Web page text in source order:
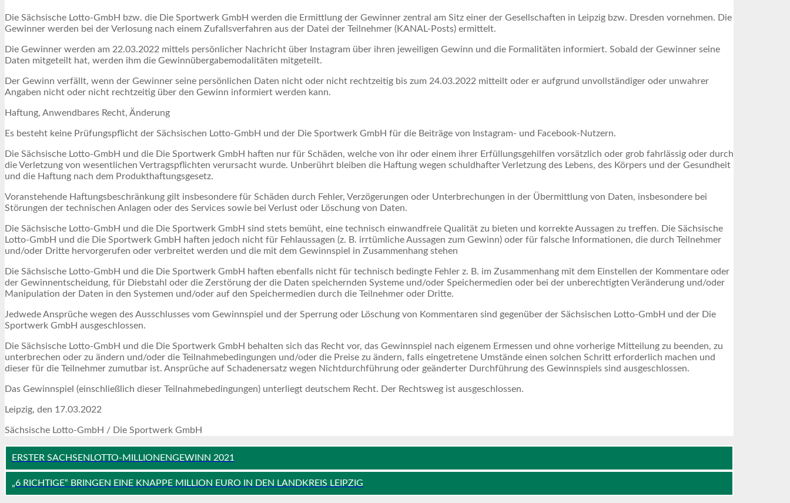
Die Sächsische Lotto-GmbH bzw. die Die Sportwerk GmbH werden die Ermittlung der Gewinner zentral am Sitz einer der Gesellschaften in Leipzig bzw. Dresden vornehmen. Die
Gewinner werden bei der Verlosung nach einem Zufallsverfahren aus der Datei der Teilnehmer (KANAL-Posts) ermittelt.
Die Gewinner werden am 22.03.2022 mittels persönlicher Nachricht über Instagram über ihren jeweiligen Gewinn und die Formalitäten informiert. Sobald der Gewinner seine
Daten mitgeteilt hat, werden ihm die Gewinnübergabemodalitäten mitgeteilt.
Der Gewinn verfällt, wenn der Gewinner seine persönlichen Daten nicht oder nicht rechtzeitig bis zum 24.03.2022 mitteilt oder er aufgrund unvollständiger oder unwahrer
Angaben nicht oder nicht rechtzeitig über den Gewinn informiert werden kann.
Haftung, Anwendbares Recht, Änderung
Es besteht keine Prüfungspflicht der Sächsischen Lotto-GmbH und der Die Sportwerk GmbH für die Beiträge von Instagram- und Facebook-Nutzern.
Die Sächsische Lotto-GmbH und die Die Sportwerk GmbH haften nur für Schäden, welche von ihr oder einem ihrer Erfüllungsgehilfen vorsätzlich oder grob fahrlässig oder durch
die Verletzung von wesentlichen Vertragspflichten verursacht wurde. Unberührt bleiben die Haftung wegen schuldhafter Verletzung des Lebens, des Körpers und der Gesundheit
und die Haftung nach dem Produkthaftungsgesetz.
Voranstehende Haftungsbeschränkung gilt insbesondere für Schäden durch Fehler, Verzögerungen oder Unterbrechungen in der Übermittlung von Daten, insbesondere bei
Störungen der technischen Anlagen oder des Services sowie bei Verlust oder Löschung von Daten.
Die Sächsische Lotto-GmbH und die Die Sportwerk GmbH sind stets bemüht, eine technisch einwandfreie Qualität zu bieten und korrekte Aussagen zu treffen. Die Sächsische
Lotto-GmbH und die Die Sportwerk GmbH haften jedoch nicht für Fehlaussagen (z. B. irrtümliche Aussagen zum Gewinn) oder für falsche Informationen, die durch Teilnehmer
und/oder Dritte hervorgerufen oder verbreitet werden und die mit dem Gewinnspiel in Zusammenhang stehen
Die Sächsische Lotto-GmbH und die Die Sportwerk GmbH haften ebenfalls nicht für technisch bedingte Fehler z. B. im Zusammenhang mit dem Einstellen der Kommentare oder
der Gewinnentscheidung, für Diebstahl oder die Zerstörung der die Daten speichernden Systeme und/oder Speichermedien oder bei der unberechtigten Veränderung und/oder
Manipulation der Daten in den Systemen und/oder auf den Speichermedien durch die Teilnehmer oder Dritte.
Jedwede Ansprüche wegen des Ausschlusses vom Gewinnspiel und der Sperrung oder Löschung von Kommentaren sind gegenüber der Sächsischen Lotto-GmbH und der Die
Sportwerk GmbH ausgeschlossen.
Die Sächsische Lotto-GmbH und die Die Sportwerk GmbH behalten sich das Recht vor, das Gewinnspiel nach eigenem Ermessen und ohne vorherige Mitteilung zu beenden, zu
unterbrechen oder zu ändern und/oder die Teilnahmebedingungen und/oder die Preise zu ändern, falls eingetretene Umstände einen solchen Schritt erforderlich machen und
dieser für die Teilnehmer zumutbar ist. Ansprüche auf Schadenersatz wegen Nichtdurchführung oder geänderter Durchführung des Gewinnspiels sind ausgeschlossen.
Das Gewinnspiel (einschließlich dieser Teilnahmebedingungen) unterliegt deutschem Recht. Der Rechtsweg ist ausgeschlossen.
Leipzig, den 17.03.2022
Sächsische Lotto-GmbH / Die Sportwerk GmbH
ERSTER SACHSENLOTTO-MILLIONENGEWINN 2021
„6 RICHTIGE“ BRINGEN EINE KNAPPE MILLION EURO IN DEN LANDKREIS LEIPZIG